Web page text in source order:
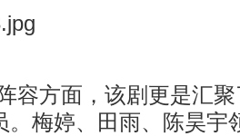
容方面，该剧更是汇
。梅婷、田雨、陈昊